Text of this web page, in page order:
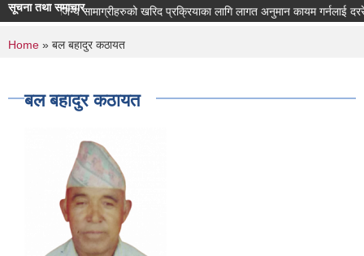
सूचना तथा समाचार
तथा औषधिजन्य सामाग्रीहरुको खरिद प्रक्रियाका लागि लागत अनुमान कायम गर्नलाई
You are here
Home » बल बहादुर कठायत
बल बहादुर कठायत